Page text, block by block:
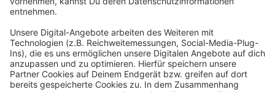
Verstöße gegen die Maskenpflicht ahnden. Seit
letzter Woche gibt in NRW ein Bußgeld von 150 Euro
für alle, die an Haltestellen und an Bahnhöfe sowie in
Zügen und Bussen keine Maske tragen.
Anzeige